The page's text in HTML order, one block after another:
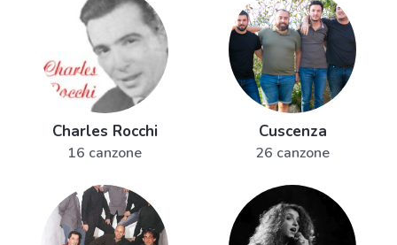
Charles Rocchi
16 canzone
Cuscenza
26 canzone